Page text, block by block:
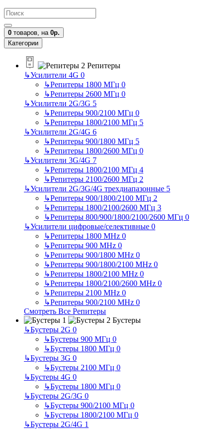
0 товаров, на 0р.
Категории
Репитеры
↳Усилители 4G 0
↳Репитеры 1800 МГц 0
↳Репитеры 2600 МГц 0
↳Усилители 2G/3G 5
↳Репитеры 900/2100 МГц 0
↳Репитеры 1800/2100 МГц 5
↳Усилители 2G/4G 6
↳Репитеры 900/1800 МГц 5
↳Репитеры 1800/2600 МГц 0
↳Усилители 3G/4G 7
↳Репитеры 1800/2100 МГц 4
↳Репитеры 2100/2600 МГц 2
↳Усилители 2G/3G/4G трехдиапазонные 5
↳Репитеры 900/1800/2100 МГц 2
↳Репитеры 1800/2100/2600 МГц 3
↳Репитеры 800/900/1800/2100/2600 МГц 0
↳Усилители цифровые/селективные 0
↳Репитеры 1800 MHz 0
↳Репитеры 900 MHz 0
↳Репитеры 900/1800 MHz 0
↳Репитеры 900/1800/2100 MHz 0
↳Репитеры 1800/2100 MHz 0
↳Репитеры 1800/2100/2600 MHz 0
↳Репитеры 2100 MHz 0
↳Репитеры 900/2100 MHz 0
Смотреть Все Репитеры
Бустеры
↳Бустеры 2G 0
↳Бустеры 900 МГц 0
↳Бустеры 1800 МГц 0
↳Бустеры 3G 0
↳Бустеры 2100 МГц 0
↳Бустеры 4G 0
↳Бустеры 1800 МГц 0
↳Бустеры 2G/3G 0
↳Бустеры 900/2100 МГц 0
↳Бустеры 1800/2100 МГц 0
↳Бустеры 2G/4G 1